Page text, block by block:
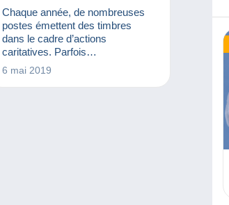
Chaque année, de nombreuses
postes émettent des timbres
dans le cadre d’actions
caritatives. Parfois
accompagnées de dons, parfois
6 mai 2019